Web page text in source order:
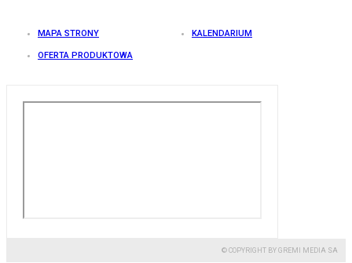
MAPA STRONY KALENDARIUM
OFERTA PRODUKTOWA
© COPYRIGHT BY GREMI MEDIA SA